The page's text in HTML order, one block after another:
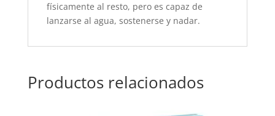
físicamente al resto, pero es capaz de
lanzarse al agua, sostenerse y nadar.
Productos relacionados